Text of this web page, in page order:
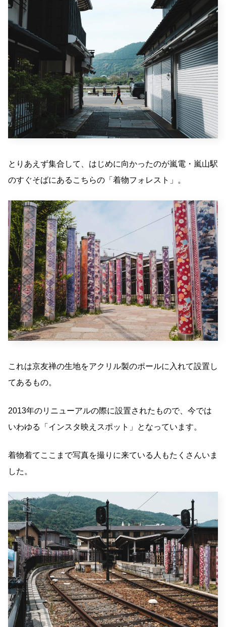
とりあえず集合して、はじめに向かったのが嵐電・嵐山駅
のすぐそばにあるこちらの「着物フォレスト」。
これは京友禅の生地をアクリル製のポールに入れて設置し
てあるもの。
2013年のリニューアルの際に設置されたもので、今では
いわゆる「インスタ映えスポット」となっています。
着物着てここまで写真を撮りに来ている人もたくさんいま
した。